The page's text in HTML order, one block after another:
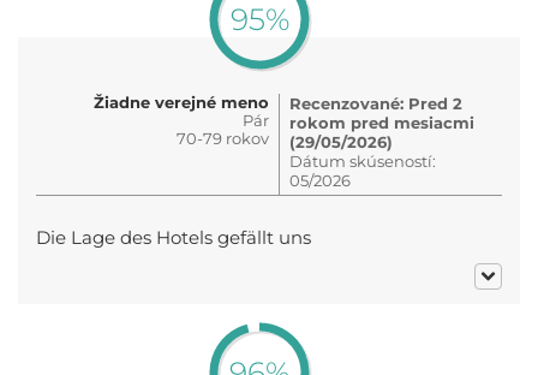
95%
Žiadne verejné meno
Pár
70-79 rokov
Recenzované: Pred 2
rokom pred mesiacmi
(29/05/2026)
Dátum skúseností:
05/2026
Die Lage des Hotels gefällt uns